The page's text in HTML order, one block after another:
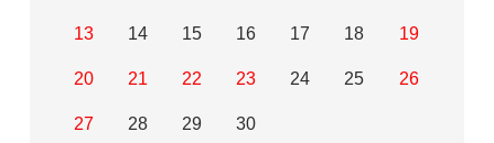
13 14 15 16 17 18 19
20 21 22 23 24 25 26
27 28 29 30